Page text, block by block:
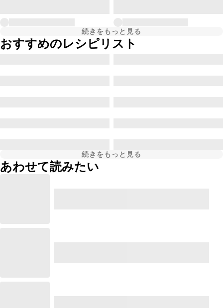
続きをもっと見る
おすすめのレシピリスト
続きをもっと見る
あわせて読みたい